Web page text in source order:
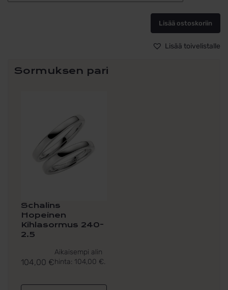
Schalins
240-
2.5,
sormus
Lisää ostoskoriin
Lisää toivelistalle
Sormuksen pari
Schalins
Hopeinen
Kihlasormus 240-
2.5
104,00 €
Aikaisempi alin
hinta: 104,00 €.